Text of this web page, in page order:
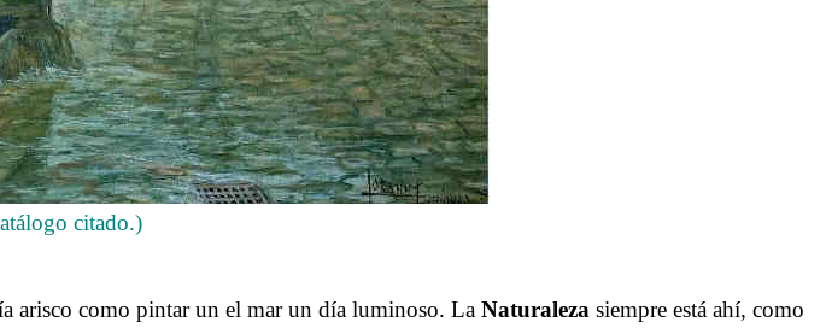
citado.)
arisco como pintar un el mar un día luminoso. La Naturaleza siempre está ahí, como